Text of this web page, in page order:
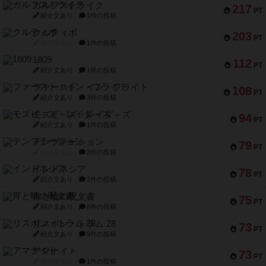
217 PT
ガルフストライク
紹介文あり 1件の投稿
203 PT
クルティボ
1件の投稿
112 PT
1809
紹介文あり 1件の投稿
108 PT
ファースト・イン・フライト
紹介文あり 3件の投稿
94 PT
モズビ－ズ・レイダ－ズ
紹介文あり 1件の投稿
79 PT
テンプテーション
2件の投稿
78 PT
インドネシア
紹介文あり 2件の投稿
75 PT
宵と暁の呪文書
紹介文あり 8件の投稿
73 PT
リスボン・トラム 28
紹介文あり 9件の投稿
73 PT
アマナイト
1件の投稿